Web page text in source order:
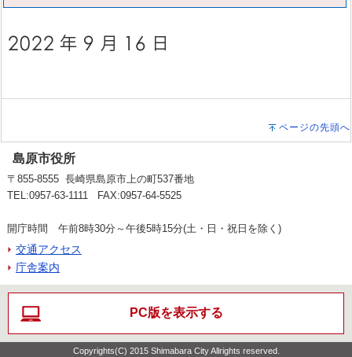
ページの先頭へ
島原市役所
〒855-8555 長崎県島原市上の町537番地
TEL:0957-63-1111 FAX:0957-64-5525
開庁時間 午前8時30分～午後5時15分(土・日・祝日を除く)
交通アクセス
庁舎案内
PC版を表示する
Copyrights(C) 2015 Shimabara City Allrights reserved.